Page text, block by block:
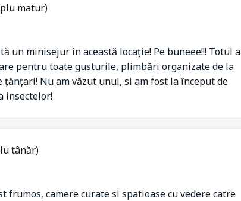
matur)
un minisejur în această locație! Pe buneee!!! Totul a
pentru toate gusturile, plimbări organizate de la
Nu am văzut unul, si am fost la început de
insectelor!
tânăr)
frumos, camere curate si spatioase cu vedere catre